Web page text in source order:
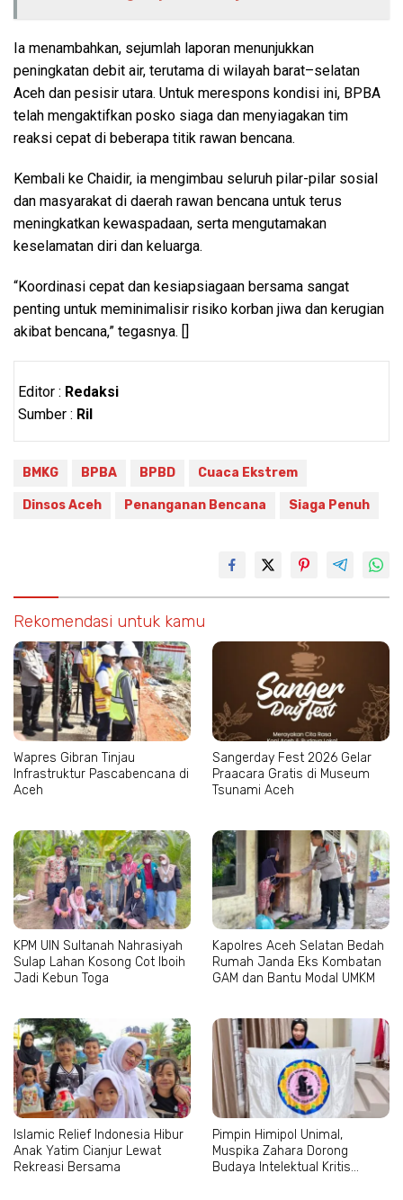
Ia menambahkan, sejumlah laporan menunjukkan
peningkatan debit air, terutama di wilayah barat–selatan
Aceh dan pesisir utara. Untuk merespons kondisi ini, BPBA
telah mengaktifkan posko siaga dan menyiagakan tim
reaksi cepat di beberapa titik rawan bencana.
Kembali ke Chaidir, ia mengimbau seluruh pilar-pilar sosial
dan masyarakat di daerah rawan bencana untuk terus
meningkatkan kewaspadaan, serta mengutamakan
keselamatan diri dan keluarga.
“Koordinasi cepat dan kesiapsiagaan bersama sangat
penting untuk meminimalisir risiko korban jiwa dan kerugian
akibat bencana,” tegasnya. []
Editor : Redaksi
Sumber : Ril
BMKG BPBA BPBD Cuaca Ekstrem
Dinsos Aceh Penanganan Bencana Siaga Penuh
Rekomendasi untuk kamu
Wapres Gibran Tinjau
Infrastruktur Pascabencana di
Aceh
Sangerday Fest 2026 Gelar
Praacara Gratis di Museum
Tsunami Aceh
KPM UIN Sultanah Nahrasiyah
Sulap Lahan Kosong Cot Iboih
Jadi Kebun Toga
Kapolres Aceh Selatan Bedah
Rumah Janda Eks Kombatan
GAM dan Bantu Modal UMKM
Islamic Relief Indonesia Hibur
Anak Yatim Cianjur Lewat
Rekreasi Bersama
Pimpin Himipol Unimal,
Muspika Zahara Dorong
Budaya Intelektual Kritis